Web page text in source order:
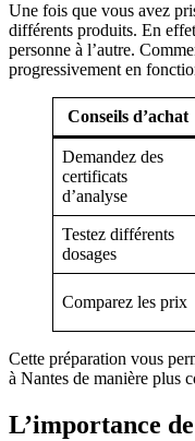
Une fois que vous avez
différents produits. En
personne à l’autre.
progressivement en
Conseils d’achat
Demandez des
certificats
d’analyse
Testez différents
dosages
Comparez les prix
Cette préparation vous
à Nantes de manière plus
L’importance